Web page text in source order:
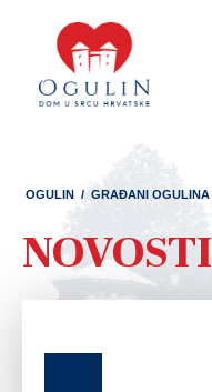
OGULIN / GRAĐANI OGULINA
NOVOSTI